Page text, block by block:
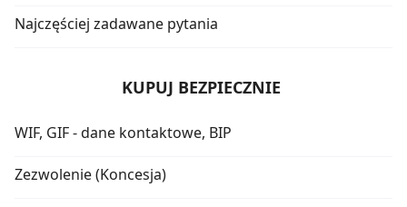
Najczęściej zadawane pytania
KUPUJ BEZPIECZNIE
WIF, GIF - dane kontaktowe, BIP
Zezwolenie (Koncesja)